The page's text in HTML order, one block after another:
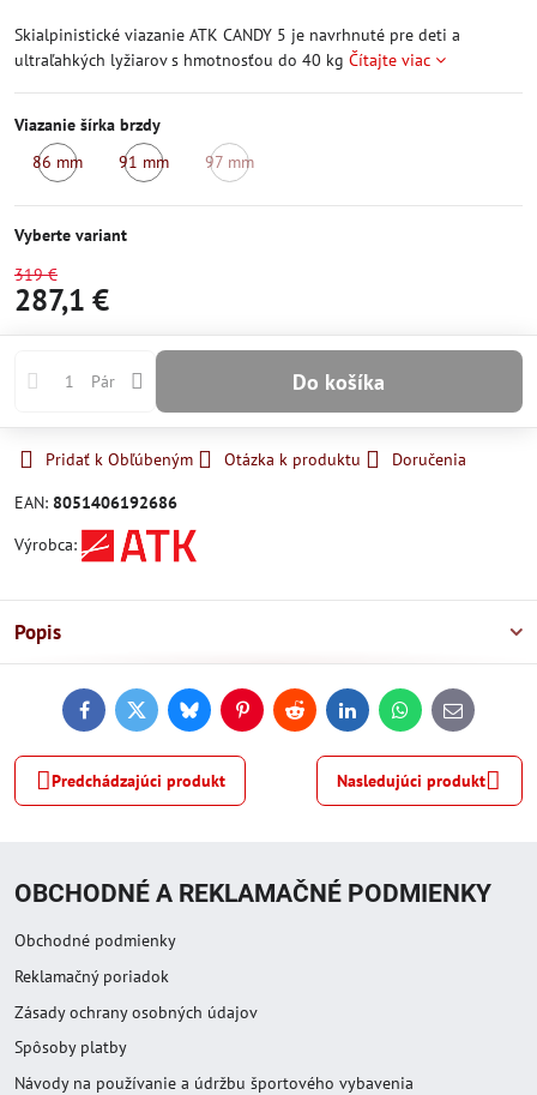
Skialpinistické viazanie ATK CANDY 5 je navrhnuté pre deti a
ultraľahkých lyžiarov s hmotnosťou do 40 kg Čítajte viac
Viazanie šírka brzdy
86 mm
91 mm
97 mm
Vyberte variant
319 €
287,1 €
Pár Do košíka
Pridať k Obľúbeným Otázka k produktu
Doručenia
EAN: 8051406192686
Výrobca:
Popis
FacebookTwitterBlueskyPinterestReddit LinkedInWhatsApp
E-
mail
Predchádzajúci produkt Nasledujúci produkt
OBCHODNÉ A REKLAMAČNÉ PODMIENKY
Obchodné podmienky
Reklamačný poriadok
Zásady ochrany osobných údajov
Spôsoby platby
Návody na používanie a údržbu športového vybavenia